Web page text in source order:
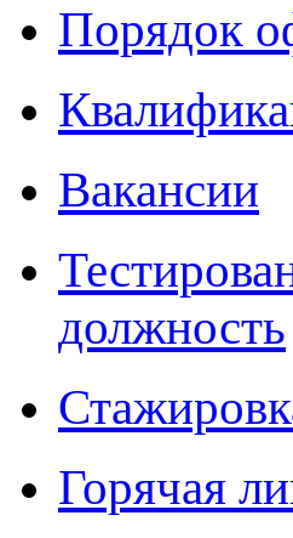
Порядок
Вакансии
должность
Горячая